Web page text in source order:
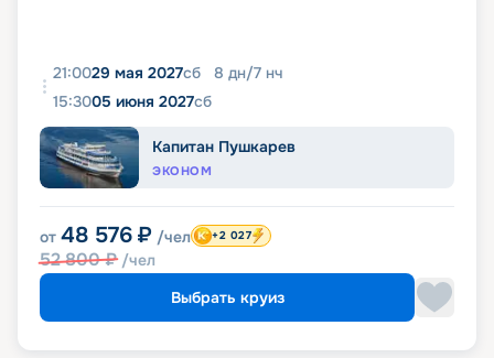
21:0029 мая 2027сб 8 дн/7 нч
15:3005 июня 2027сб
Капитан Пушкарев
ЭКОНОМ
от 48 576 ₽ /чел
52 800₽ /чел
+2 027
Выбрать круиз